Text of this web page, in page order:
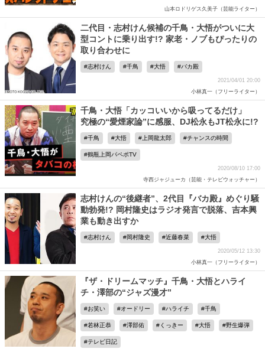
山本ロドリゲス久美子（芸能ライター）
二代目・志村けん候補の千鳥・大悟がついに大
型コントに乗り出す!? 家老・ノブもぴったりの
取り合わせに
志村けん 千鳥 大悟 バカ殿
2021/04/01 20:00
小林真一（フリーライター）
千鳥・大悟「カッコいいから吸ってるだけ」
究極の“愛煙家論”に感服、DJ松永もJT松永に!?
千鳥 大悟 上岡龍太郎 チャンスの時間
鶴瓶上岡パペポTV
2020/08/10 17:00
寺西ジャジューカ（芸能・テレビウォッチャー）
志村けんの“後継者”、2代目『バカ殿』めぐり騒
動勃発!? 岡村隆史はラジオ発言で脱落、吉本興
業も動き出すか
志村けん 岡村隆史 近藤春菜 大悟
2020/05/12 13:30
小林真一（フリーライター）
『ザ・ドリームマッチ』千鳥・大悟とハライ
チ・澤部の“ジャズ漫才”
お笑い オードリー ハライチ 千鳥
若林正恭 澤部佑 くっきー 大悟 野生爆弾
テレビ日記